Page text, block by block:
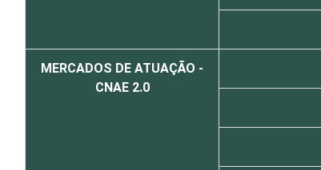
MERCADOS DE ATUAÇÃO -
CNAE 2.0